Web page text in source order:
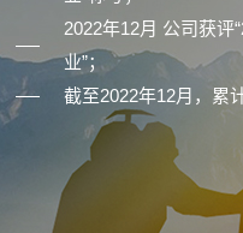
2022年12月 公司获评
业”；
截至2022年12月，累